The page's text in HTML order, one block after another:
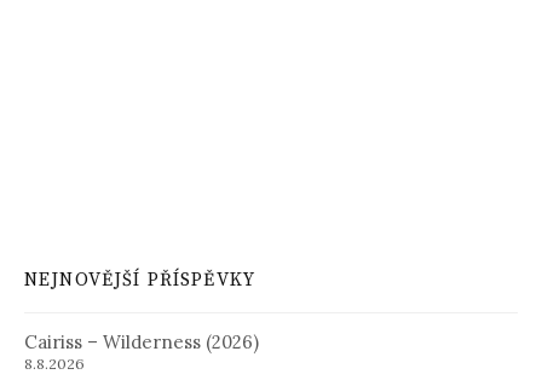
NEJNOVĚJŠÍ PŘÍSPĚVKY
Cairiss – Wilderness (2026)
8.8.2026